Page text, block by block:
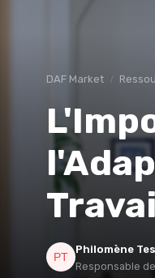
DAF Market
Philomène
Responsable